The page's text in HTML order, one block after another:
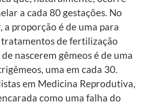
a cada 80 gestações. No
a proporção é de uma para
tratamentos de fertilização
nascerem gêmeos é de uma
uma em cada 30.
em Medicina Reprodutiva,
como uma falha do